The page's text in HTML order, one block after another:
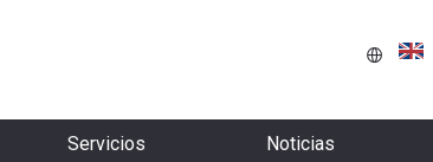
Servicios Noticias